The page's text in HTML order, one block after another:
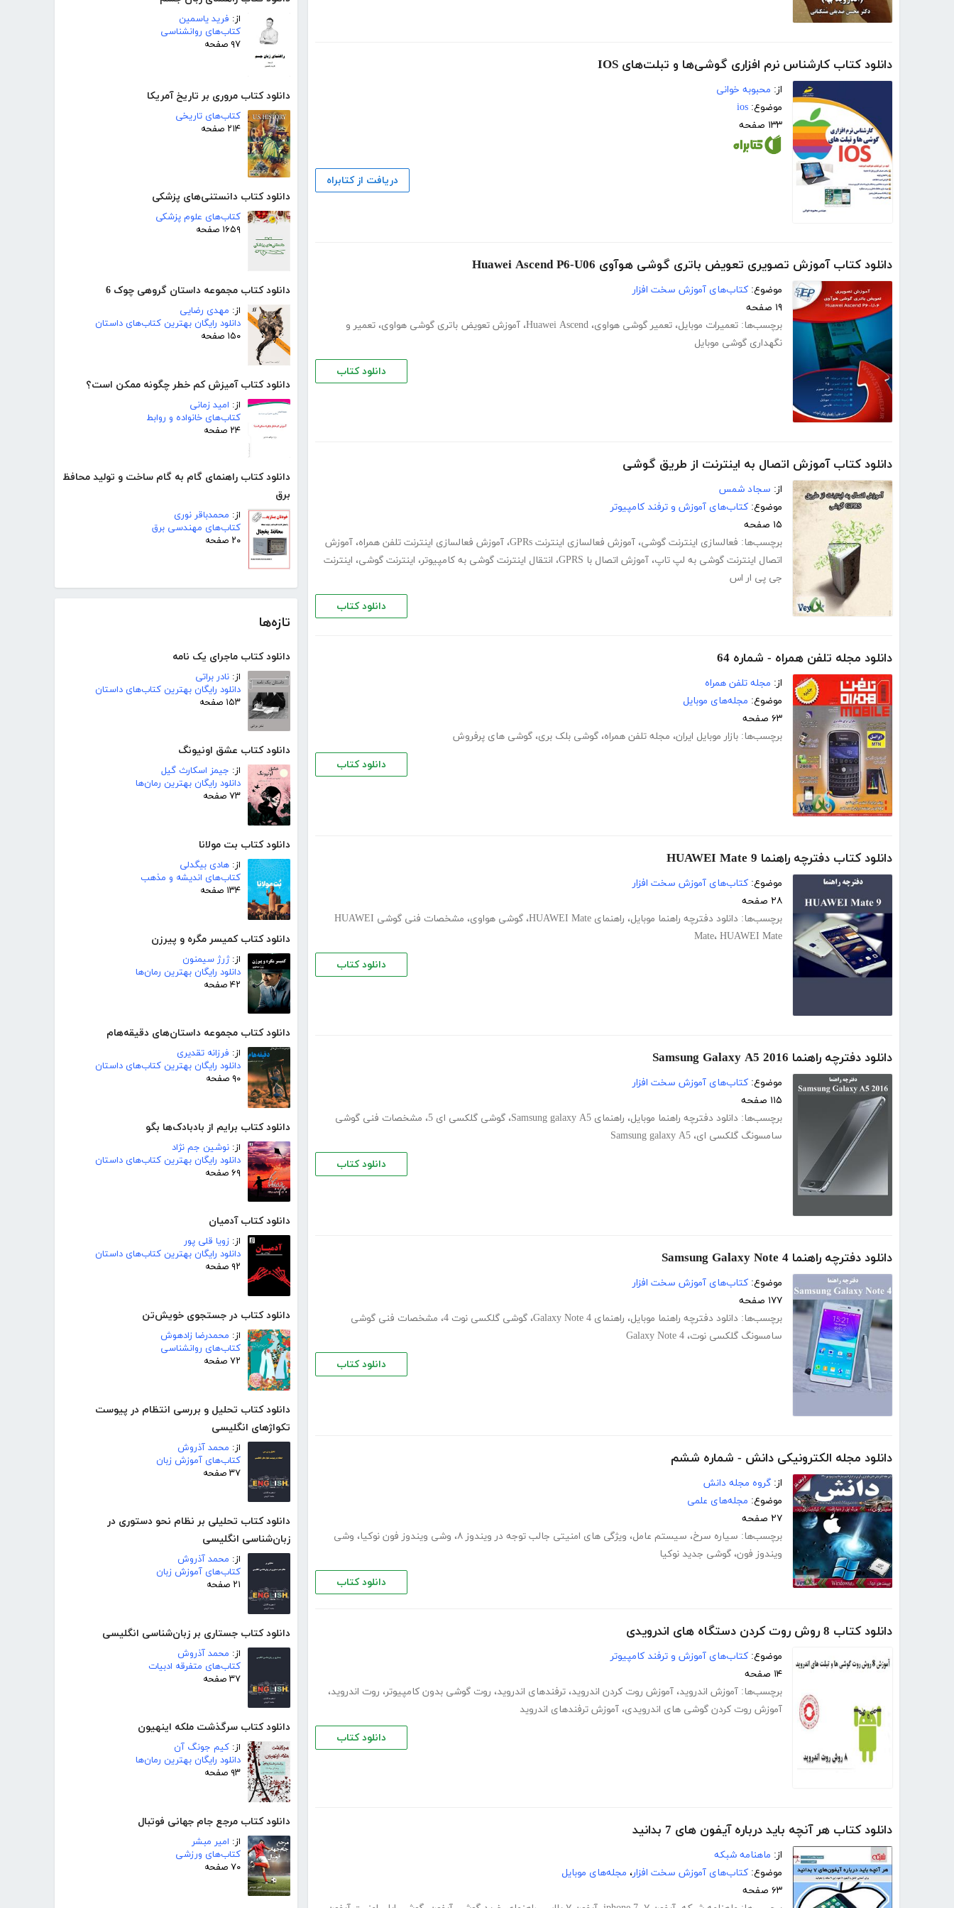
از: فرید یاسمین
کتاب‌های روانشناسی
۹۷ صفحه
دانلود کتاب مروری بر تاریخ آمریکا
کتاب‌های تاریخی
۲۱۴ صفحه
دانلود کتاب دانستنی‌های پزشکی
کتاب‌های علوم پزشکی
۱۶۵۹ صفحه
دانلود کتاب مجموعه داستان گروهی چوک 6
از: مهدی رضایی
دانلود رایگان بهترین کتاب‌های داستان
۱۵۰ صفحه
دانلود کتاب آمیزش کم خطر چگونه ممکن است؟
از: امید زمانی
کتاب‌های خانواده و روابط
۲۴ صفحه
دانلود کتاب راهنمای گام به گام ساخت و تولید محافظ
برق
از: محمدباقر نوری
کتاب‌های مهندسی برق
۲۰ صفحه
تازه‌ها
دانلود کتاب ماجرای یک نامه
از: نادر براتی
دانلود رایگان بهترین کتاب‌های داستان
۱۵۳ صفحه
دانلود کتاب عشق اونیونگ
از: جیمز اسکارث گیل
دانلود رایگان بهترین رمان‌ها
۷۳ صفحه
دانلود کتاب بت مولانا
از: هادی بیگدلی
کتاب‌های اندیشه و مذهب
۱۳۴ صفحه
دانلود کتاب کمیسر مگره و پیرزن
از:ژرژ سیمنون
دانلود رایگان بهترین رمان‌ها
۴۲ صفحه
دانلود کتاب مجموعه داستان‌های دقیقه‌هام
از: فرزانه تقدیری
دانلود رایگان بهترین کتاب‌های داستان
۹۰ صفحه
دانلود کتاب برایم از بادبادک‌ها بگو
از: نوشین جم نژاد
دانلود رایگان بهترین کتاب‌های داستان
۶۹ صفحه
دانلود کتاب آدمیان
از: زویا قلی پور
دانلود رایگان بهترین کتاب‌های داستان
۹۲ صفحه
دانلود کتاب در جستجوی خویش‌تن
از: محمدرضا زادهوش
کتاب‌های روانشناسی
۷۲ صفحه
دانلود کتاب تحلیل و بررسی انتظام در پیوست
تکواژهای انگلیسی
از: محمد آذروش
کتاب‌های آموزش زبان
۳۷ صفحه
دانلود کتاب تحلیلی بر نظام نحو دستوری در
زبان‌شناسی انگلیسی
از: محمد آذروش
کتاب‌های آموزش زبان
۲۱ صفحه
دانلود کتاب جستاری بر زبان‌شناسی انگلیسی
از: محمد آذروش
کتاب‌های متفرقه ادبیات
۳۷ صفحه
دانلود کتاب سرگذشت ملکه اینهیون
از: کیم جونگ آن
دانلود رایگان بهترین رمان‌ها
۹۳ صفحه
دانلود کتاب مرجع جام جهانی فوتبال
از: امیر مبشر
کتاب‌های ورزشی
۷۰ صفحه
دانلود کتاب کارشناس نرم افزاری گوشی‌ها و تبلت‌های IOS
از: محبوبه خوانی
موضوع: ios
۱۳۳ صفحه
دریافت از کتابراه
دانلود کتاب آموزش تصویری تعویض باتری گوشی هوآوی Huawei Ascend P6-U06
موضوع: کتاب‌های آموزش سخت افزار
۱۹ صفحه
برچسب‌ها: تعمیرات موبایل، تعمیر گوشی هواوی، Huawei Ascend، آموزش تعویض باتری گوشی هواوی، تعمیر و
نگهداری گوشی موبایل
دانلود کتاب
دانلود کتاب آموزش اتصال به اینترنت از طریق گوشی
از: سجاد شمس
موضوع: کتاب‌های آموزش و ترفند کامپیوتر
۱۵ صفحه
برچسب‌ها: فعالسازی اینترنت گوشی، آموزش فعالسازی اینترنت GPRs ، آموزش فعالسازی اینترنت تلفن همراه، آموزش
اتصال اینترنت گوشی به لپ تاپ، آموزش اتصال با GPRS ، انتقال اینترنت گوشی به کامپیوتر، اینترنت گوشی، اینترنت
جی پی ار اس
دانلود کتاب
دانلود مجله تلفن همراه - شماره 64
از: مجله تلفن همراه
موضوع: مجله‌های موبایل
۶۳ صفحه
برچسب‌ها: بازار موبایل ایران، مجله تلفن همراه، گوشی بلک بری، گوشی های پرفروش
دانلود کتاب
دانلود کتاب دفترچه راهنما HUAWEI Mate 9
موضوع: کتاب‌های آموزش سخت افزار
۲۸ صفحه
برچسب‌ها: دانلود دفترچه راهنما موبایل، راهنمای HUAWEI Mate ، گوشی هواوی،
مشخصات فنی گوشی HUAWEI
Mate، HUAWEI Mate
دانلود کتاب
دانلود دفترچه راهنما Samsung Galaxy A5 2016
موضوع: کتاب‌های آموزش سخت افزار
۱۱۵ صفحه
برچسب‌ها: دانلود دفترچه راهنما موبایل، راهنمای Samsung galaxy A5 ، گوشی گلکسی ای 5 ، مشخصات فنی گوشی
سامسونگ گلکسی ای، Samsung galaxy A5
دانلود کتاب
دانلود دفترچه راهنما Samsung Galaxy Note 4
موضوع: کتاب‌های آموزش سخت افزار
۱۷۷ صفحه
برچسب‌ها: دانلود دفترچه راهنما موبایل، راهنمای Galaxy Note 4 ، گوشی گلکسی نوت 4 ، مشخصات فنی گوشی
سامسونگ گلکسی نوت، Galaxy Note 4
دانلود کتاب
دانلود مجله الکترونیکی دانش - شماره ششم
از: گروه مجله دانش
موضوع: مجله‌های علمی
۲۷ صفحه
برچسب‌ها: سیاره سرخ، سیستم عامل، ویژگی های امنیتی جالب توجه در ویندوز ۸ ، وشی ویندوز فون نوکیا، وشی
ویندوز فون، گوشی جدید نوکیا
دانلود کتاب
دانلود کتاب 8 روش روت کردن دستگاه های اندرویدی
موضوع: کتاب‌های آموزش و ترفند کامپیوتر
۱۴ صفحه
برچسب‌ها: آموزش اندروید، آموزش روت کردن اندروید، ترفندهای اندروید، روت گوشی بدون کامپیوتر، روت اندروید،
آموزش روت کردن گوشی های اندرویدی، آموزش ترفندهای اندروید
دانلود کتاب
دانلود کتاب هر آنچه باید درباره آیفون های 7 بدانید
از: ماهنامه شبکه
موضوع: کتاب‌های آموزش سخت افزار، مجله‌های موبایل
۶۳ صفحه